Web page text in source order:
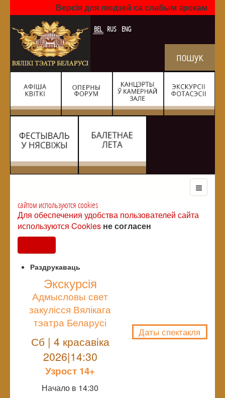
Версія для людзей са слабым зрокам
BEL RUS ENG
сайтом используются cookies
Для обеспечения удобства пользователей сайта
используются Cookies не согласен
Раздрукаваць
Экскурсія
Адмысловы свет
закулісся Вялікага
тэатра Беларусі
Сб | 4 красавiка
2026|14:30
Узрoст 14+
Начало в 14:30
Даты спектакля